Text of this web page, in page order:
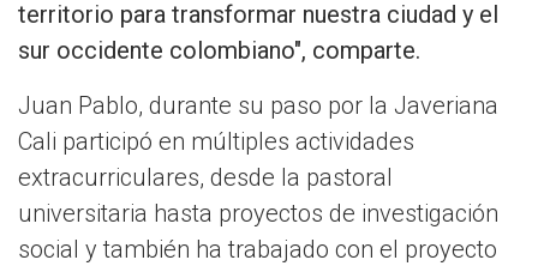
territorio para transformar nuestra ciudad y el
sur occidente colombiano", comparte.
Juan Pablo, durante su paso por la Javeriana
Cali participó en múltiples actividades
extracurriculares, desde la pastoral
universitaria hasta proyectos de investigación
social y también ha trabajado con el proyecto